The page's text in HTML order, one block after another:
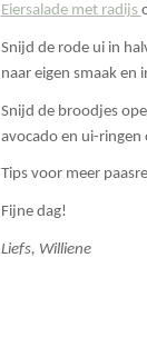
Eiersalade met radijs
Snijd de rode ui in
naar eigen smaak en
Snijd de broodjes
avocado en ui-ringen
Tips voor meer
Fijne dag!
Liefs, Williene